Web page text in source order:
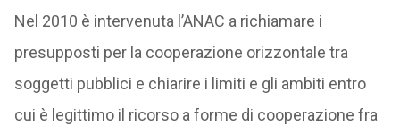
Nel 2010 è intervenuta l’ANAC a richiamare i
presupposti per la cooperazione orizzontale tra
soggetti pubblici e chiarire i limiti e gli ambiti entro
cui è legittimo il ricorso a forme di cooperazione fra